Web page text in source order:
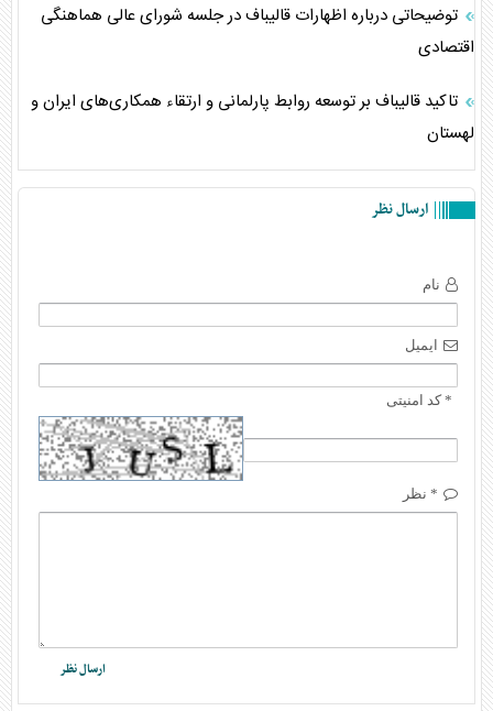
توضیحاتی درباره اظهارات قالیباف در جلسه شورای عالی هماهنگی
اقتصادی
تاکید قالیباف بر توسعه روابط پارلمانی و ارتقاء همکاری‌های ایران و
لهستان
ارسال نظر
نام
ایمیل
* کد امنیتی
* نظر